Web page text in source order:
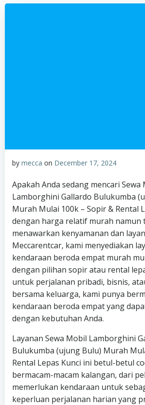
by mecca on December 17, 2024
Apakah Anda sedang mencari Sewa
Lamborghini Gallardo Bulukumba
Murah Mulai 100k – Sopir & Rental
dengan harga relatif murah namun
menawarkan kenyamanan dan
Meccarentcar, kami menyediakan
kendaraan beroda empat murah
dengan pilihan sopir atau rental
untuk perjalanan pribadi, bisnis,
bersama keluarga, kami punya
kendaraan beroda empat yang
dengan kebutuhan Anda.
Layanan Sewa Mobil Lamborghini
Bulukumba (ujung Bulu) Murah
Rental Lepas Kunci ini betul-betul
bermacam-macam kalangan, dari
memerlukan kendaraan untuk
keperluan perjalanan harian yang